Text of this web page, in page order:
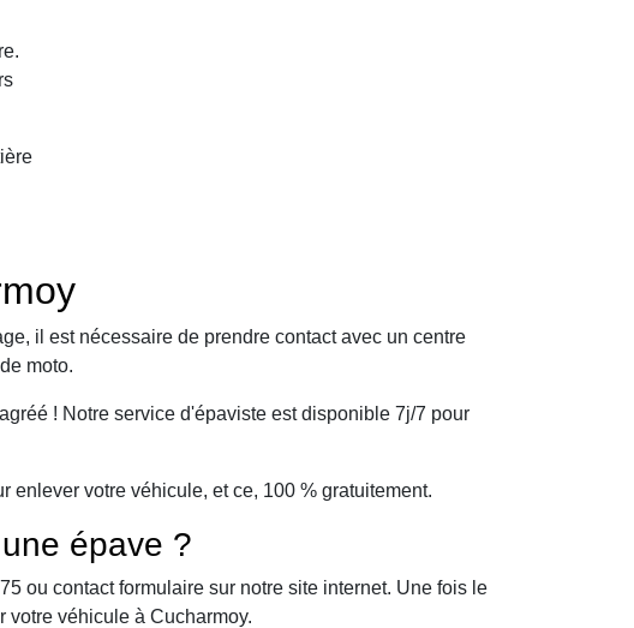
il est nécessaire de prendre contact avec un centre
moto.
! Notre service d'épaviste est disponible 7j/7 pour
enlever votre véhicule, et ce, 100 % gratuitement.
épave ?
ou contact formulaire sur notre site internet. Une fois le
votre véhicule à Cucharmoy.